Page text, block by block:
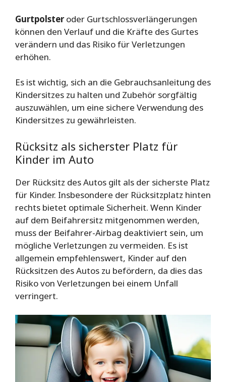
Gurtpolsteroder Gurtschlossverlängerungen
können den Verlauf und die Kräfte des Gurtes
verändern und das Risiko für Verletzungen
erhöhen.
Es ist wichtig, sich an die Gebrauchsanleitung des
Kindersitzes zu halten und Zubehör sorgfältig
auszuwählen, um eine sichere Verwendung des
Kindersitzes zu gewährleisten.
Rücksitz als sicherster Platz für
Kinder im Auto
Der Rücksitz des Autos gilt als der sicherste Platz
für Kinder. Insbesondere der Rücksitzplatz hinten
rechts bietet optimale Sicherheit. Wenn Kinder
auf dem Beifahrersitz mitgenommen werden,
muss der Beifahrer-Airbag deaktiviert sein, um
mögliche Verletzungen zu vermeiden. Es ist
allgemein empfehlenswert, Kinder auf den
Rücksitzen des Autos zu befördern, da dies das
Risiko von Verletzungen bei einem Unfall
verringert.